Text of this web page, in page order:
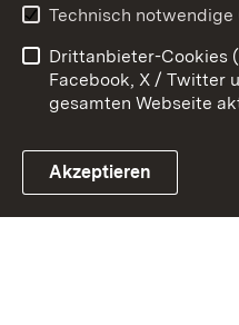
Link zum Landesportal
Impressum
Technisch notwendige
Drittanbieter-Cookies
Facebook, X / Twitter
gesamten Webseite
Akzeptieren